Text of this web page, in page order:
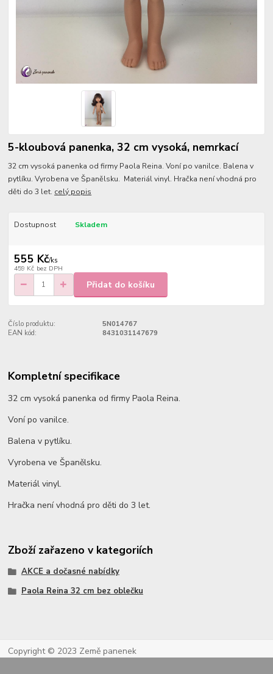
5-kloubová panenka, 32 cm vysoká, nemrkací
32 cm vysoká panenka od firmy Paola Reina. Voní po vanilce. Balena v
pytlíku. Vyrobena ve Španělsku. Materiál vinyl. Hračka není vhodná pro
děti do 3 let. celý popis
Dostupnost Skladem
555 Kč/ks
459 Kč bez DPH
Přidat do košíku
Číslo produktu:
5N014767
EAN kód:
8431031147679
Kompletní specifikace
32 cm vysoká panenka od firmy Paola Reina.
Voní po vanilce.
Balena v pytlíku.
Vyrobena ve Španělsku.
Materiál vinyl.
Hračka není vhodná pro děti do 3 let.
Zboží zařazeno v kategoriích
AKCE a dočasné nabídky
Paola Reina 32 cm bez oblečku
Copyright © 2023 Země panenek